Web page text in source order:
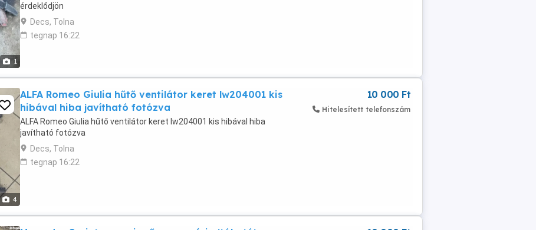
1
érdeklődjön
Decs, Tolna
tegnap 16:22
4
ALFA Romeo Giulia hűtő ventilátor keret lw204001 kis
hibával hiba javítható fotózva
ALFA Romeo Giulia hűtő ventilátor keret lw204001 kis hibával hiba
javítható fotózva
Decs, Tolna
tegnap 16:22
10 000 Ft
Hitelesített telefonszám